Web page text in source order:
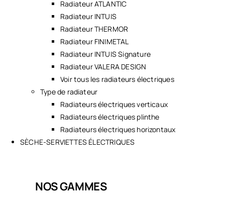
Radiateur ATLANTIC
Radiateur INTUIS
Radiateur THERMOR
Radiateur FINIMETAL
Radiateur INTUIS Signature
Radiateur VALERA DESIGN
Voir tous les radiateurs électriques
Type de radiateur
Radiateurs électriques verticaux
Radiateurs électriques plinthe
Radiateurs électriques horizontaux
SÈCHE-SERVIETTES ÉLECTRIQUES
NOS GAMMES